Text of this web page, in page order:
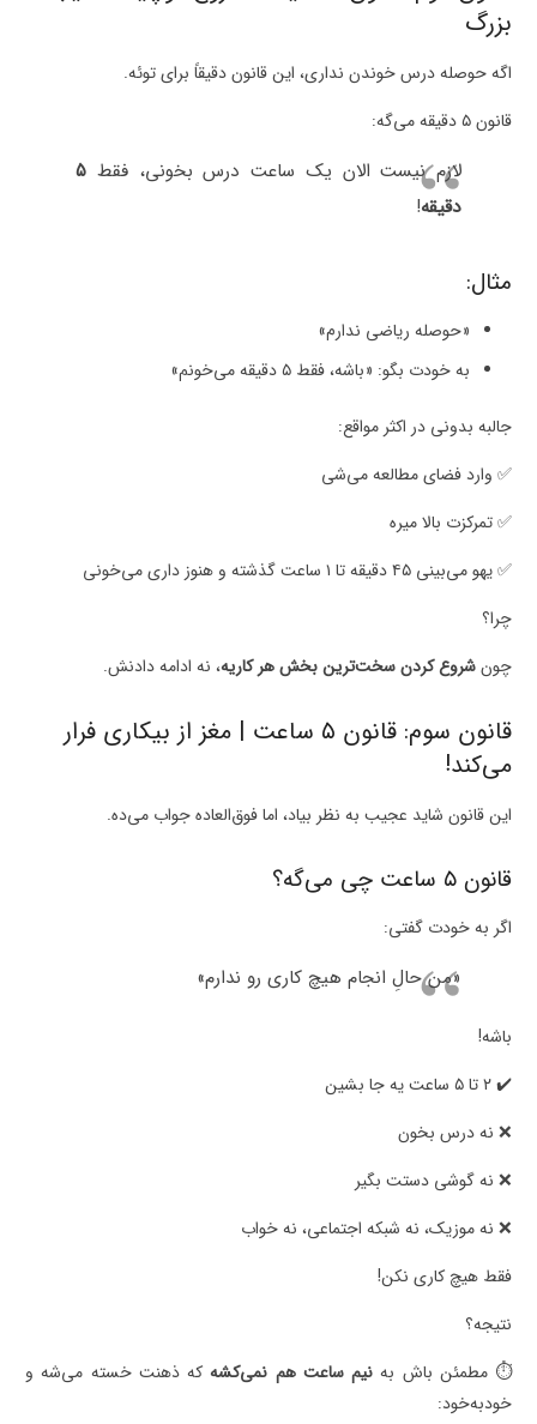
بزرگ
اگه حوصله درس خوندن نداری، این قانون دقیقاً برای توئه.
قانون ۵ دقیقه می‌گه:
لازم نیست الان یک ساعت درس بخونی، فقط ۵
دقیقه!
مثال:
«حوصله ریاضی ندارم»
به خودت بگو: «باشه، فقط ۵ دقیقه می‌خونم»
جالبه بدونی در اکثر مواقع:
✅ وارد فضای مطالعه می‌شی
✅ تمرکزت بالا میره
✅ یهو می‌بینی ۴۵ دقیقه تا ۱ ساعت گذشته و هنوز داری می‌خونی
چرا؟
چونشروع کردن سخت‌ترین بخش هر کاریه، نه ادامه دادنش.
قانون سوم: قانون ۵ ساعت | مغز از بیکاری فرار
می‌کند!
این قانون شاید عجیب به نظر بیاد، اما فوق‌العاده جواب می‌ده.
قانون ۵ ساعت چی می‌گه؟
اگر به خودت گفتی:
«من حالِ انجام هیچ کاری رو ندارم»
باشه!
✔️ ۲ تا ۵ ساعت یه جا بشین
❌ نه درس بخون
❌ نه گوشی دستت بگیر
❌ نه موزیک، نه شبکه اجتماعی، نه خواب
فقط هیچ کاری نکن!
نتیجه؟
⏱ مطمئن باش به نیم ساعت هم نمی‌کشهکه ذهنت خسته می‌شه و
خودبه‌خود: